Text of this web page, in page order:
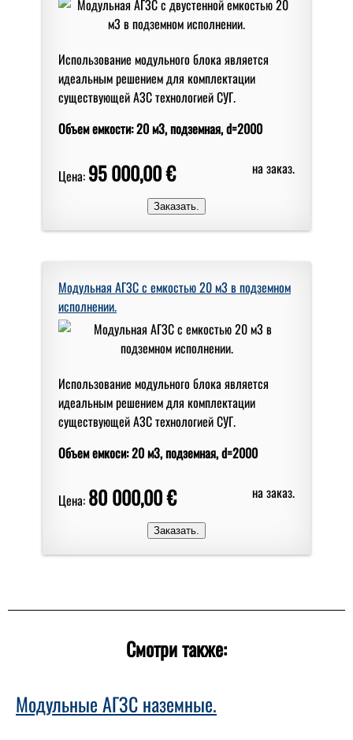
Использование модульного блока является
идеальным решением для комплектации
существующей АЗС технологией СУГ.
Объем емкости: 20 м3, подземная, d=2000
Цена: 95 000,00 € на заказ.
Модульная АГЗС с емкостью 20 м3 в подземном
исполнении.
Использование модульного блока является
идеальным решением для комплектации
существующей АЗС технологией СУГ.
Объем емкоси: 20 м3, подземная, d=2000
Цена: 80 000,00 € на заказ.
Смотри также:
Модульные АГЗС наземные.